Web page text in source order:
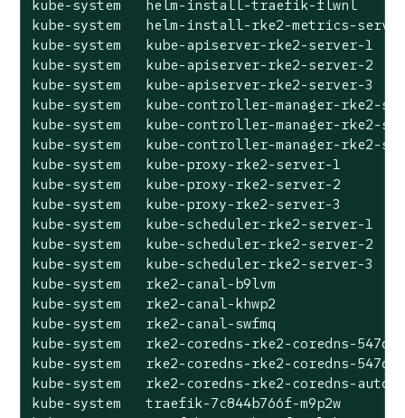
kube-system   helm-install-traefik-
kube-system   helm-install-rke2-metrics-
kube-system   kube-apiserver-rke2-
kube-system   kube-apiserver-rke2-
kube-system   kube-apiserver-rke2-
kube-system   kube-controller-manager-
kube-system   kube-controller-manager-
kube-system   kube-controller-manager-
kube-system   kube-proxy-rke2-
kube-system   kube-proxy-rke2-
kube-system   kube-proxy-rke2-
kube-system   kube-scheduler-rke2-
kube-system   kube-scheduler-rke2-
kube-system   kube-scheduler-rke2-
kube-system   rke2-canal-b9lvm
kube-system   rke2-canal-khwp2
kube-system   rke2-canal-swfmq
kube-system   rke2-coredns-rke2-
kube-system   rke2-coredns-rke2-
kube-system   rke2-coredns-rke2-coredns-
kube-system   traefik-7c844b766f-